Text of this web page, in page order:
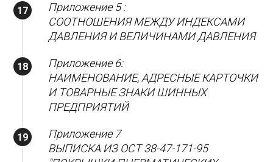
Приложение 5 :
СООТНОШЕНИЯ МЕЖДУ ИНДЕКСАМИ
ДАВЛЕНИЯ И ВЕЛИЧИНАМИ ДАВЛЕНИЯ
Приложение 6:
НАИМЕНОВАНИЕ, АДРЕСНЫЕ КАРТОЧКИ
И ТОВАРНЫЕ ЗНАКИ ШИННЫХ
ПРЕДПРИЯТИЙ
Приложение 7
ВЫПИСКА ИЗ ОСТ 38-47-171-95